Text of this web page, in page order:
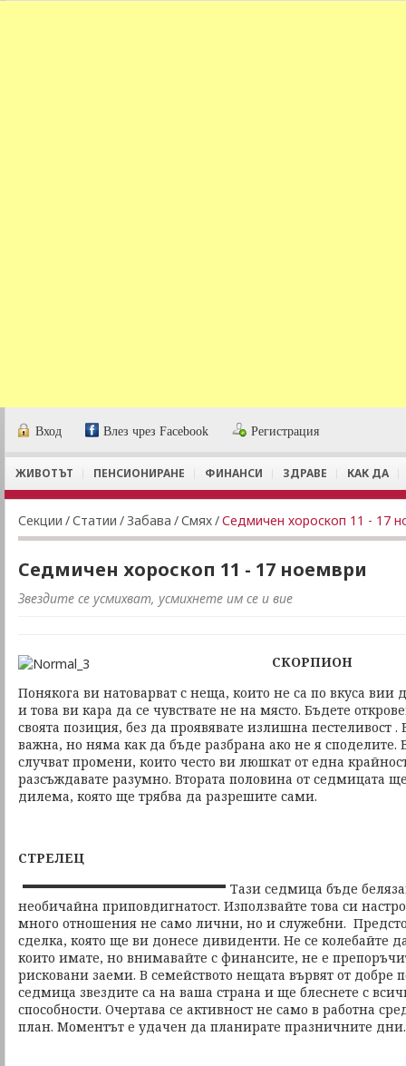
Вход Влез чрез Facebook Регистрация
ЖИВОТЪТ ПЕНСИОНИРАНЕ ФИНАНСИ ЗДРАВЕ КАК ДА
Секции /Статии / Забава /Смях/Седмичен хороскоп 11 - 17
Седмичен хороскоп 11 - 17 ноември
Звездите се усмихват, усмихнете им се и вие
СКОРПИОН
Понякога ви натоварват с неща, които не са по вкуса
и това ви кара да се чувствате не на място. Бъдете
своята позиция, без да проявявате излишна пестеливост
важна, но няма как да бъде разбрана ако не я
случват промени, които често ви люшкат от една
разсъждавате разумно. Втората половина от седмицата
дилема, която ще трябва да разрешите сами.
СТРЕЛЕЦ
Тази седмица бъде
необичайна приповдигнатост. Използвайте това си
много отношения не само лични, но и служебни.
сделка, която ще ви донесе дивиденти. Не се колебайте
които имате, но внимавайте с финансите, не е
рисковани заеми. В семейството нещата вървят от добре
седмица звездите са на ваша страна и ще блеснете с
способности. Очертава се активност не само в работна
план. Моментът е удачен да планирате празничните дни.